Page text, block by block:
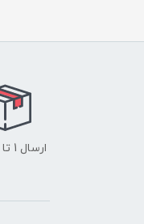
ارسال 1 تا 3 روز کاری